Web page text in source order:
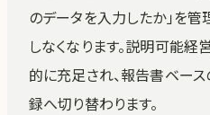
のデータを入力したか」を
しなくなります。説明可能
的に充足され、報告書ベー
録へ切り替わります。